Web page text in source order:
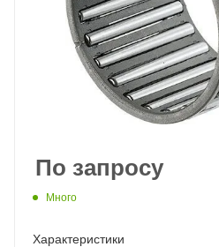
По запросу
Много
Характеристики